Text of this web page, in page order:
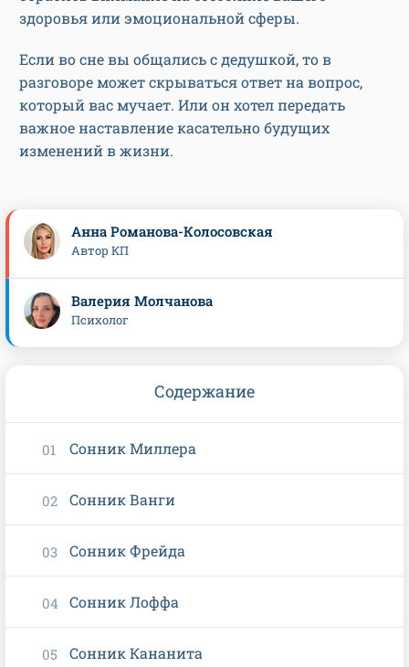
здоровья или эмоциональной сферы.
Если во сне вы общались с дедушкой, то в
разговоре может скрываться ответ на вопрос,
который вас мучает. Или он хотел передать
важное наставление касательно будущих
изменений в жизни.
Анна Романова-Колосовская
Автор КП
Валерия Молчанова
Психолог
Содержание
Сонник Миллера
Сонник Ванги
Сонник Фрейда
Сонник Лоффа
Сонник Кананита